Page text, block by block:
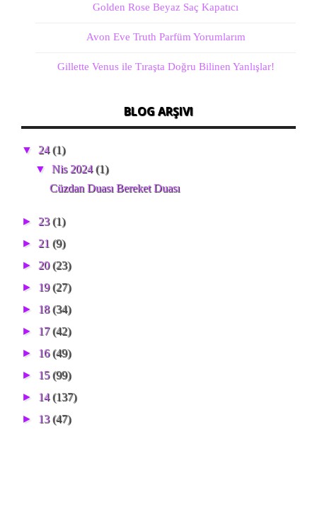
Golden Rose Beyaz Saç Kapatıcı
Avon Eve Truth Parfüm Yorumlarım
Gillette Venus ile Tıraşta Doğru Bilinen Yanlışlar!
BLOG ARŞIVI
▼ 24(1)
▼Nis 2024(1)
Cüzdan Duası Bereket Duası
► 23(1)
► 21 (9)
► 20(23)
► 19(27)
► 18(34)
► 17(42)
► 16(49)
► 15(99)
► 14(137)
► 13(47)